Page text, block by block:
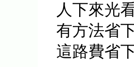
人下來光
有方法省
這路費省